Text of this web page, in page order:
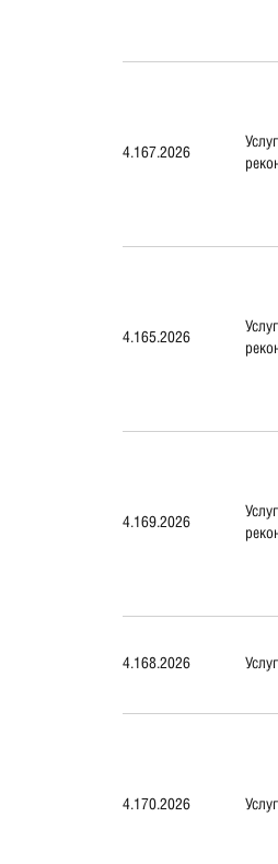
4.167.2026
4.165.2026
4.169.2026
4.168.2026
4.170.2026